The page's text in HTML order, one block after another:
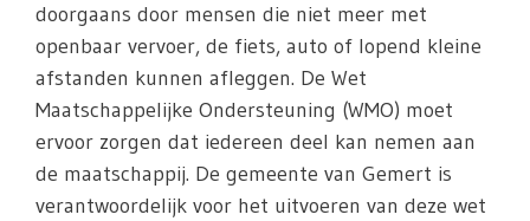
doorgaans door mensen die niet meer met
openbaar vervoer, de fiets, auto of lopend kleine
afstanden kunnen afleggen. De Wet
Maatschappelijke Ondersteuning (WMO) moet
ervoor zorgen dat iedereen deel kan nemen aan
de maatschappij. De gemeente van Gemert is
verantwoordelijk voor het uitvoeren van deze wet